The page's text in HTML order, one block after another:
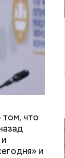
том, что
и
типажи